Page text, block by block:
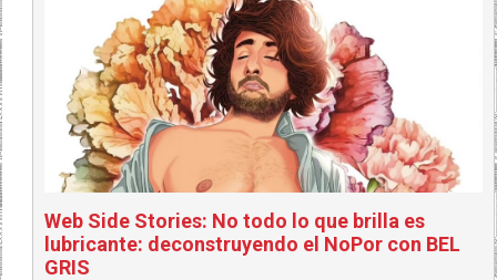
Web Side Stories: No todo lo que brilla es
lubricante: deconstruyendo el NoPor con BEL
GRIS